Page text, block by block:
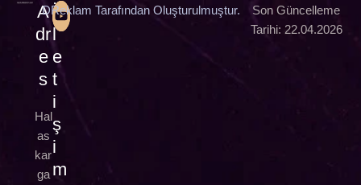
A
dr
e
s
Hal
as
kar
ga
İ
l
e
t
i
ş
i
m
DReklam Tarafından Oluşturulmuştur.
Son Güncelleme
Tarihi: 22.04.2026